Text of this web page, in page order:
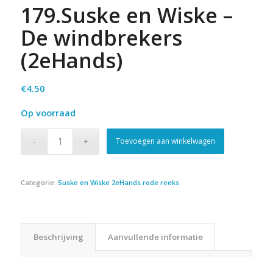
179.Suske en Wiske –
De windbrekers
(2eHands)
€4.50
Op voorraad
Toevoegen aan winkelwagen
Categorie: Suske en Wiske 2eHands rode reeks
Beschrijving Aanvullende informatie